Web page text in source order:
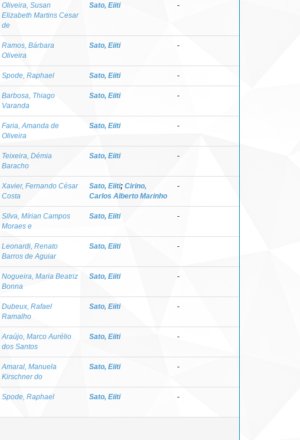
Oliveira, Susan
Elizabeth Martins Cesar
de
Sato, Eiiti -
Ramos, Bárbara
Oliveira
Sato, Eiiti -
Spode, Raphael Sato, Eiiti -
Barbosa, Thiago
Varanda
Sato, Eiiti -
Faria, Amanda de
Oliveira
Sato, Eiiti -
Teixeira, Démia
Baracho
Sato, Eiiti -
Xavier, Fernando César
Costa
Sato, Eiiti; Cirino,
Carlos Alberto Marinho
-
Silva, Mírian Campos
Moraes e
Sato, Eiiti -
Leonardi, Renato
Barros de Aguiar
Sato, Eiiti -
Nogueira, Maria Beatriz
Bonna
Sato, Eiiti -
Dubeux, Rafael
Ramalho
Sato, Eiiti -
Araújo, Marco Aurélio
dos Santos
Sato, Eiiti -
Amaral, Manuela
Kirschner do
Sato, Eiiti -
Spode, Raphael Sato, Eiiti -